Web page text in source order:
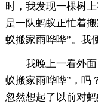
时，我发现一棵树
是一队蚂蚁正忙着
蚁搬家雨哗哗”。我
我晚上一看外面
蚁搬家雨哗哗”，吗
忽然想起了以前对